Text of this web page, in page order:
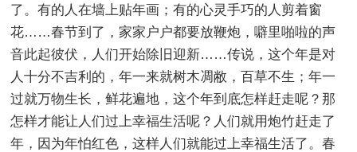
了。有的人在墙上贴年画；有的心灵手巧的人剪着窗
花……春节到了，家家户户都要放鞭炮，噼里啪啦的声
音此起彼伏，人们开始除旧迎新……传说，这个年是对
人十分不吉利的，年一来就树木凋敝，百草不生；年一
过就万物生长，鲜花遍地，这个年到底怎样赶走呢？那
怎样才能让人们过上幸福生活呢？人们就用炮竹赶走了
年，因为年怕红色，这样人们就能过上幸福生活了。春